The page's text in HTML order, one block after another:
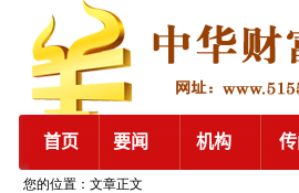
您的位置：文章正文